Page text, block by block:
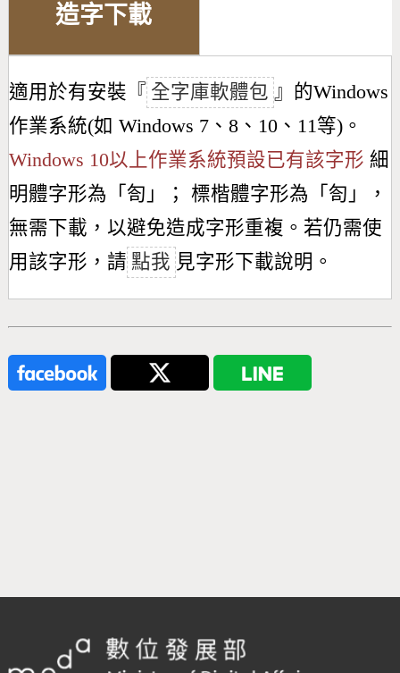
造字下載
適用於有安裝『 全字庫軟體包 』的Windows
作業系統(如 Windows 7、8、10、11等)。
Windows 10以上作業系統預設已有該字形 細
明體字形為「 匌 」； 標楷體字形為「 匌 」，
無需下載，以避免造成字形重複。若仍需使
用該字形，請 點我 見字形下載說明。